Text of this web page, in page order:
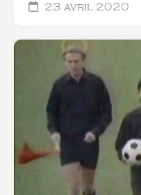
23 avril 2020